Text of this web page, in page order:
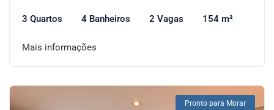
3 Quartos 4 Banheiros 2 Vagas 154 m²
Mais informações
Pronto para Morar